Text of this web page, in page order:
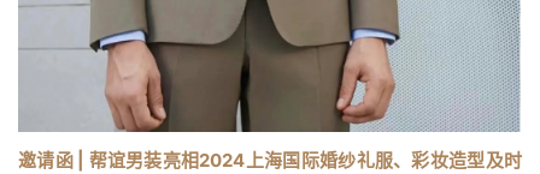
邀请函 | 帮谊男装亮相2024上海国际婚纱礼服、彩妆造型及时